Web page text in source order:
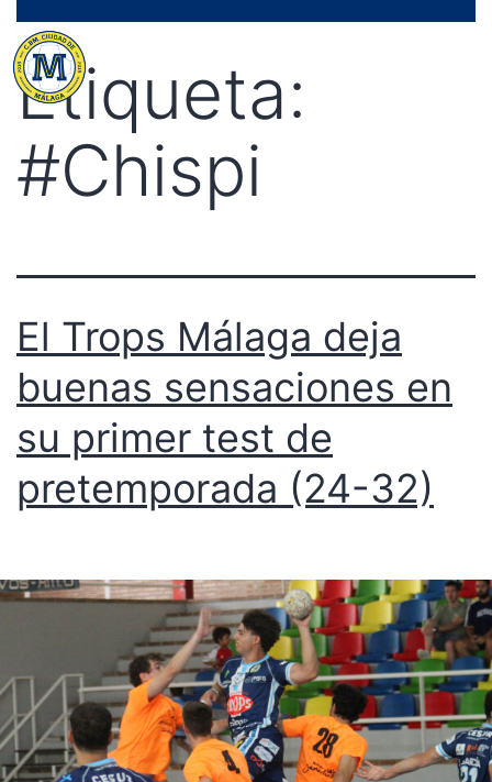
contenido
Etiqueta:
#Chispi
El Trops Málaga deja
buenas sensaciones en
su primer test de
pretemporada (24-32)